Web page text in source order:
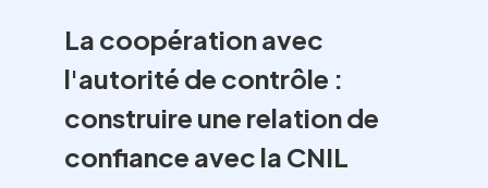
La coopération avec
l'autorité de contrôle :
construire une relation de
confiance avec la CNIL